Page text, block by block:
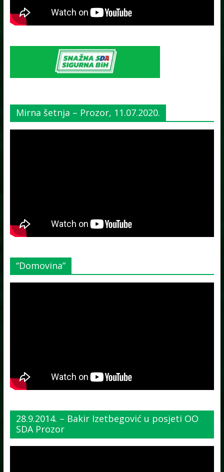
Mirna šetnja – Prozor, 11.07.2020.
“Domovina”
28.9.2014. – Bakir Izetbegović u posjeti OO
SDA Prozor